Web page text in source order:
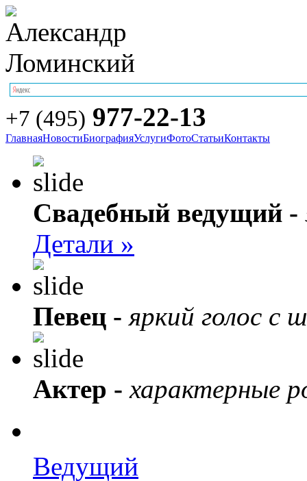
+7 (495) 977-22-13
ГлавнаяНовостиБиографияУслугиФотоСтатьиКонтакты
Свадебный ведущий -
Детали »
Певец - яркий голос с
Актер - характерные
Ведущий